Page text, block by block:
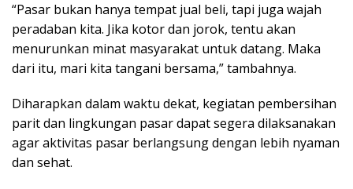
“Pasar bukan hanya tempat jual beli, tapi juga wajah
peradaban kita. Jika kotor dan jorok, tentu akan
menurunkan minat masyarakat untuk datang. Maka
dari itu, mari kita tangani bersama,” tambahnya.
Diharapkan dalam waktu dekat, kegiatan pembersihan
parit dan lingkungan pasar dapat segera dilaksanakan
agar aktivitas pasar berlangsung dengan lebih nyaman
dan sehat.